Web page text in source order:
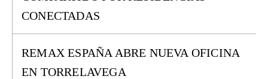
CONECTADAS
REMAX ESPAÑA ABRE NUEVA OFICINA
EN TORRELAVEGA